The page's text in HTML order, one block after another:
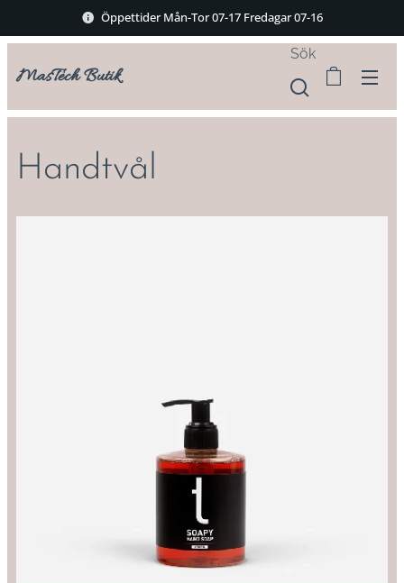
Öppettider Mån-Tor 07-17 Fredagar 07-16
MasTech Butik
Sök
Handtvål